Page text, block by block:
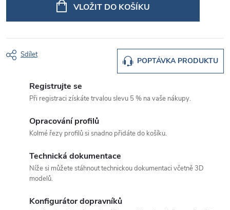
VLOŽIT DO KOŠÍKU
POPTÁVKA PRODUKTU
Sdílet
Registrujte se
Při registraci získáte trvalou slevu 5 % na vaše nákupy.
Opracování profilů
Kolmé řezy profilů si snadno přidáte do košíku.
Technická dokumentace
Níže si můžete stáhnout technickou dokumentaci včetně 3D
modelů.
Konfigurátor dopravníků